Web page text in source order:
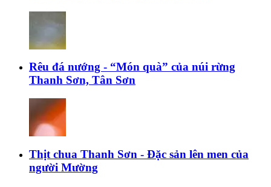
Rêu đá nướng - “Món quà” của núi rừng
Thanh Sơn, Tân Sơn
Thịt chua Thanh Sơn - Đặc sản lên men của
người Mường